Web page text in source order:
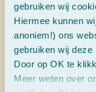
gebruiken wij
Hiermee kunnen
anoniem!) ons
gebruiken wij deze
Door op OK te
Meer weten over
AnneKee